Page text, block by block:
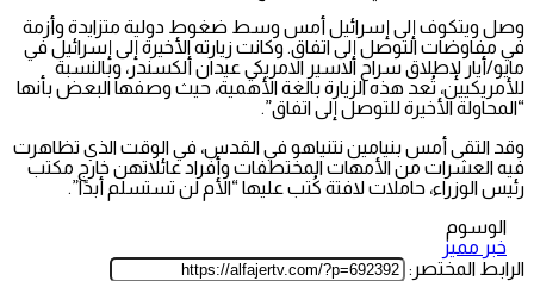
وصل ويتكوف إلى إسرائيل أمس وسط ضغوط دولية متزايدة وأزمة
في مفاوضات التوصل إلى اتفاق. وكانت زيارته الأخيرة إلى إسرائيل في
مايو/أيار لإطلاق سراح الاسير الامريكي عيدان ألكسندر، وبالنسبة
للأمريكيين، تُعد هذه الزيارة بالغة الأهمية، حيث وصفها البعض بأنها
“المحاولة الأخيرة للتوصل إلى اتفاق”.
وقد التقى أمس بنيامين نتنياهو في القدس، في الوقت الذي تظاهرت
فيه العشرات من الأمهات المختطفات وأفراد عائلاتهن خارج مكتب
رئيس الوزراء، حاملات لافتة كُتب عليها “الأم لن تستسلم أبدًا”.
الوسوم
خبر مميز
الرابط المختصر: